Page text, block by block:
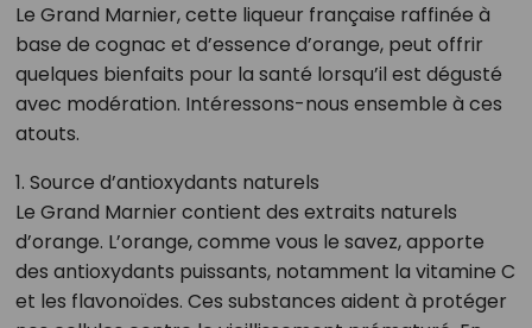
Le Grand Marnier, cette liqueur française raffinée à
base de cognac et d’essence d’orange, peut offrir
quelques bienfaits pour la santé lorsqu’il est dégusté
avec modération. Intéressons-nous ensemble à ces
atouts.
1. Source d’antioxydants naturels
Le Grand Marnier contient des extraits naturels
d’orange. L’orange, comme vous le savez, apporte
des antioxydants puissants, notamment la vitamine C
et les flavonoïdes. Ces substances aident à protéger